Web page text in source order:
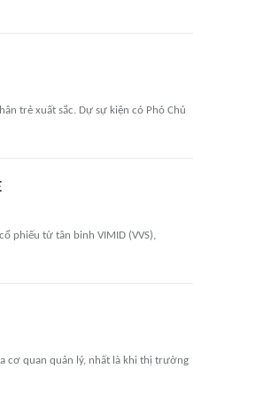
trẻ xuất sắc. Dự sự kiện có Phó Chủ
phiếu từ tân binh VIMID (VVS),
cơ quan quản lý, nhất là khi thị trường